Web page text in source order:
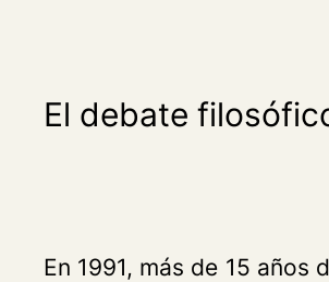
El debate
En 1991, más de 15 años